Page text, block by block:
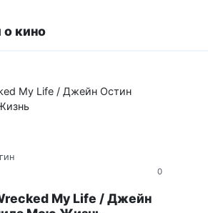
о кино
My Life / Джейн Остин
0
My Life / Джейн